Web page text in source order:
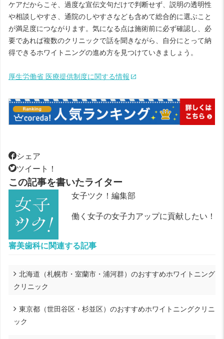
ケアだからこそ、過度な宣伝文句だけで判断せず、説明の透明性
や相談しやすさ、通院のしやすさなども含めて総合的に選ぶこと
が満足度につながります。気になる点は施術前に必ず確認し、必
要であれば複数のクリニックで話を聞きながら、自分にとって納
得できるホワイトニングの進め方を見つけていきましょう。
厚生労働省 医療提供制度に関する情報
シェア
ツイート！
この記事を書いたライター
女子ツク！編集部
働く女子の女子力アップに貢献したい！
審美歯科に関連する記事
北海道（札幌市・室蘭市・浦河群）のおすすめホワイトニング
クリニック
東京都（世田谷区・杉並区）のおすすめホワイトニングクリニ
ック